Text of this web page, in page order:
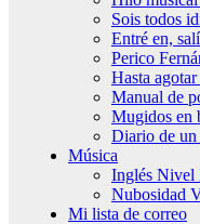
Sois todos
Entré en,
Perico
Hasta
Manual de
Mugidos en
Diario de
Música
Inglés Nivel
Nubosidad
Mi lista de correo